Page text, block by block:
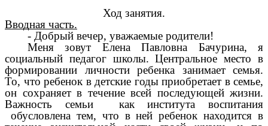
Ход занятия.
Вводная часть.
- Добрый вечер, уважаемые родители!
Меня зовут Елена Павловна Бачурина, я
социальный педагог школы. Центральное место в
формировании личности ребенка занимает семья.
То, что ребенок в детские годы приобретает в семье,
он сохраняет в течение всей последующей жизни.
Важность семьи как института воспитания
обусловлена тем, что в ней ребенок находится в